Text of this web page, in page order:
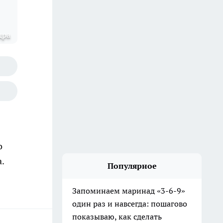
Популярное
Запоминаем маринад «3-6-9»
один раз и навсегда: пошагово
показываю, как сделать